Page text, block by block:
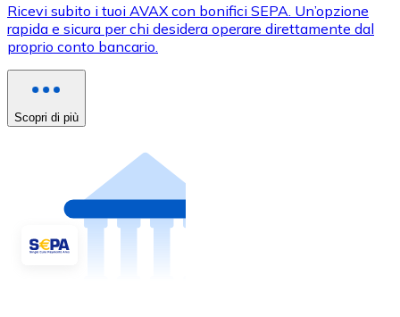
Ricevi subito i tuoi AVAX con bonifici SEPA. Un’opzione
rapida e sicura per chi desidera operare direttamente dal
proprio conto bancario.
Scopri di più